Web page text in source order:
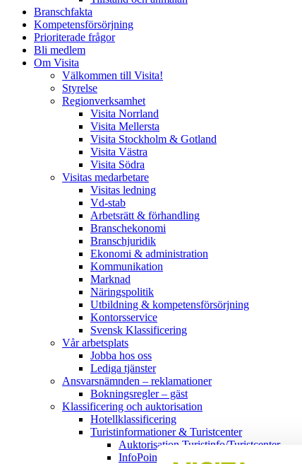
Branschfakta
Kompetensförsörjning
Prioriterade frågor
Bli medlem
Om Visita
Välkommen till Visita!
Styrelse
Regionverksamhet
Visita Norrland
Visita Mellersta
Visita Stockholm & Gotland
Visita Västra
Visita Södra
Visitas medarbetare
Visitas ledning
Vd-stab
Arbetsrätt & förhandling
Branschekonomi
Branschjuridik
Ekonomi & administration
Kommunikation
Marknad
Näringspolitik
Utbildning & kompetensförsörjning
Kontorsservice
Svensk Klassificering
Vår arbetsplats
Jobba hos oss
Lediga tjänster
Ansvarsnämnden – reklamationer
Bokningsregler – gäst
Klassificering och auktorisation
Hotellklassificering
Turistinformationer & Turistcenter
Auktorisation Turistinfo/Turistcenter
InfoPoint – en bemannad turistserviceplats